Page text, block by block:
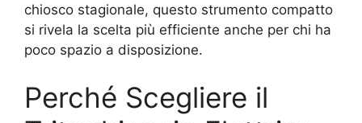
chiosco stagionale, questo strumento compatto
si rivela la scelta più efficiente anche per chi ha
poco spazio a disposizione.
Perché Scegliere il